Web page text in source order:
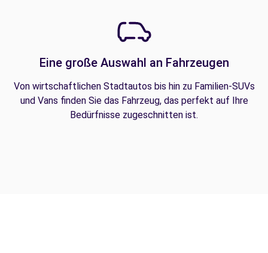
Eine große Auswahl an Fahrzeugen
Von wirtschaftlichen Stadtautos bis hin zu Familien-SUVs
und Vans finden Sie das Fahrzeug, das perfekt auf Ihre
Bedürfnisse zugeschnitten ist.